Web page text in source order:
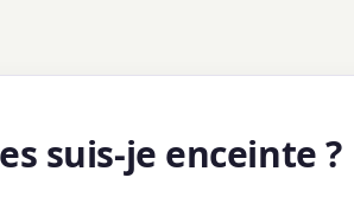
suis-je enceinte ?